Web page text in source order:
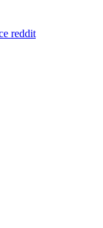
reddit